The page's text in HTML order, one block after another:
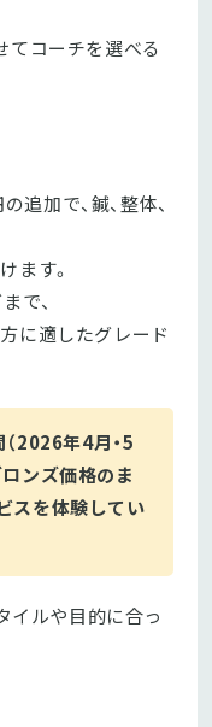
てコーチを選べる
加で、鍼、整体、
ます。
で、
に適したグレード
2026年4月・5
ロンズ価格のま
スを体験してい
イルや目的に合っ